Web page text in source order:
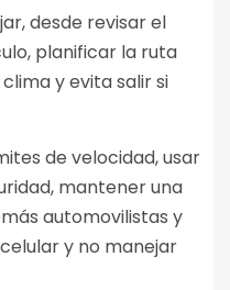
desde revisar el
planificar la ruta
y evita salir si
de velocidad, usar
mantener una
automovilistas y
y no manejar